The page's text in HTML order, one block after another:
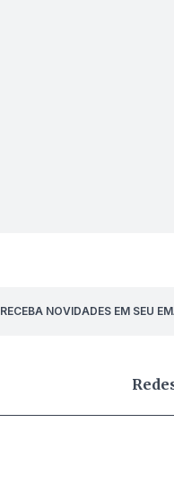
RECEBA NOVIDADES EM SEU